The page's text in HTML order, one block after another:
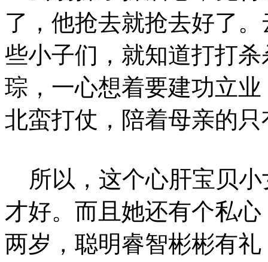
了，他抢去就抢去好了
些小子们，就知道打打
琮，一心想着要建功立
北蛮打仗，陪着母亲的只
所以，这个心肝宝贝小
才好。而且她还有个私
两岁，聪明睿智彬彬有